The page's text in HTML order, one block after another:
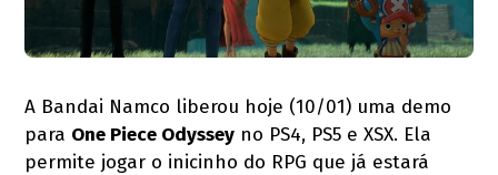
A Bandai Namco liberou hoje (10/01) uma demo
para One Piece Odyssey no PS4, PS5 e XSX. Ela
permite jogar o inicinho do RPG que já estará